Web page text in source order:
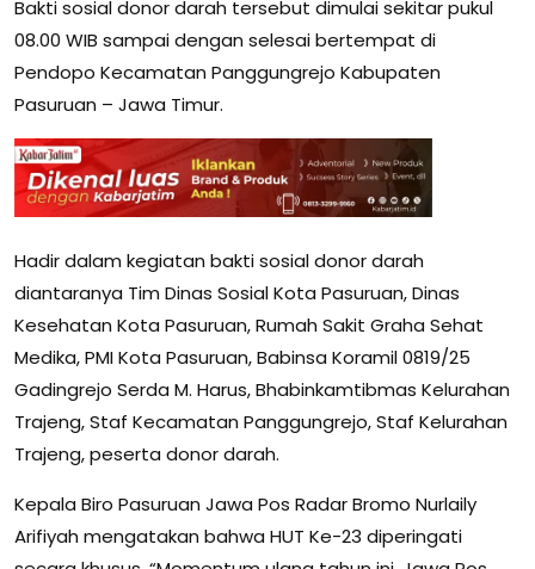
Bakti sosial donor darah tersebut dimulai sekitar pukul
08.00 WIB sampai dengan selesai bertempat di
Pendopo Kecamatan Panggungrejo Kabupaten
Pasuruan – Jawa Timur.
Hadir dalam kegiatan bakti sosial donor darah
diantaranya Tim Dinas Sosial Kota Pasuruan, Dinas
Kesehatan Kota Pasuruan, Rumah Sakit Graha Sehat
Medika, PMI Kota Pasuruan, Babinsa Koramil 0819/25
Gadingrejo Serda M. Harus, Bhabinkamtibmas Kelurahan
Trajeng, Staf Kecamatan Panggungrejo, Staf Kelurahan
Trajeng, peserta donor darah.
Kepala Biro Pasuruan Jawa Pos Radar Bromo Nurlaily
Arifiyah mengatakan bahwa HUT Ke-23 diperingati